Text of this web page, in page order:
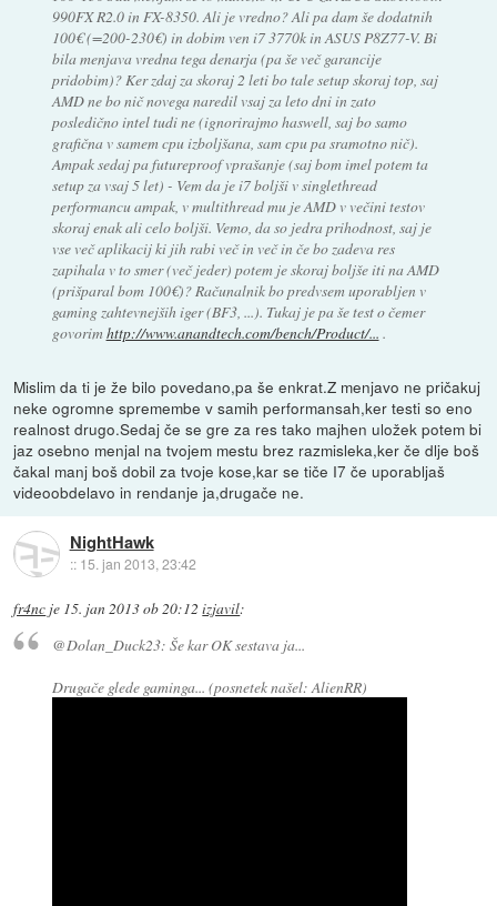
990FX R2.0 in FX-8350. Ali je vredno? Ali pa dam še dodatnih
100€ (=200-230€) in dobim ven i7 3770k in ASUS P8Z77-V. Bi
bila menjava vredna tega denarja (pa še več garancije
pridobim)? Ker zdaj za skoraj 2 leti bo tale setup skoraj top, saj
AMD ne bo nič novega naredil vsaj za leto dni in zato
posledično intel tudi ne (ignorirajmo haswell, saj bo samo
grafična v samem cpu izboljšana, sam cpu pa sramotno nič).
Ampak sedaj pa futureproof vprašanje (saj bom imel potem ta
setup za vsaj 5 let) - Vem da je i7 boljši v singlethread
performancu ampak, v multithread mu je AMD v večini testov
skoraj enak ali celo boljši. Vemo, da so jedra prihodnost, saj je
vse več aplikacij ki jih rabi več in več in če bo zadeva res
zapihala v to smer (več jeder) potem je skoraj boljše iti na AMD
(prišparal bom 100€)? Računalnik bo predvsem uporabljen v
gaming zahtevnejših iger (BF3, ...). Tukaj je pa še test o čemer
govorimhttp://www.anandtech.com/bench/Product/... .
Mislim da ti je že bilo povedano,pa še enkrat.Z menjavo ne pričakuj
neke ogromne spremembe v samih performansah,ker testi so eno
realnost drugo.Sedaj če se gre za res tako majhen uložek potem bi
jaz osebno menjal na tvojem mestu brez razmisleka,ker če dlje boš
čakal manj boš dobil za tvoje kose,kar se tiče I7 če uporabljaš
videoobdelavo in rendanje ja,drugače ne.
NightHawk
:: 15. jan 2013, 23:42
fr4nc je 15. jan 2013 ob 20:12 izjavil:
@Dolan_Duck23: Še kar OK sestava ja...
Drugače glede gaminga... (posnetek našel: AlienRR)